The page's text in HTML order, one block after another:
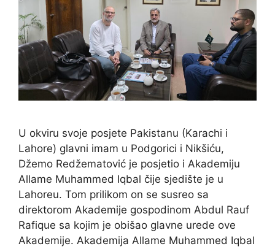
U okviru svoje posjete Pakistanu (Karachi i
Lahore) glavni imam u Podgorici i Nikšiću,
Džemo Redžematović je posjetio i Akademiju
Allame Muhammed Iqbal čije sjedište je u
Lahoreu. Tom prilikom on se susreo sa
direktorom Akademije gospodinom Abdul Rauf
Rafique sa kojim je obišao glavne urede ove
Akademije. Akademija Allame Muhammed Iqbal